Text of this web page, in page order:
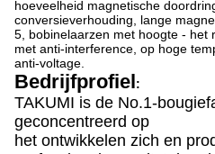
hoeveelheid magnetische
conversieverhouding, lange
5, bobinelaarzen met hoogte - het
met anti-interference, op hoge
anti-voltage.
Bedrijfprofiel:
TAKUMI is de No.1-
geconcentreerd op
het ontwikkelen zich en